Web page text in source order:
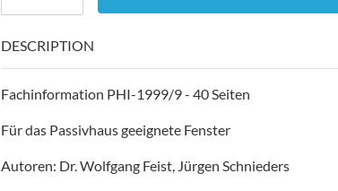
DESCRIPTION
Fachinformation PHI-1999/9 - 40 Seiten
Für das Passivhaus geeignete Fenster
Autoren: Dr. Wolfgang Feist, Jürgen Schnieders